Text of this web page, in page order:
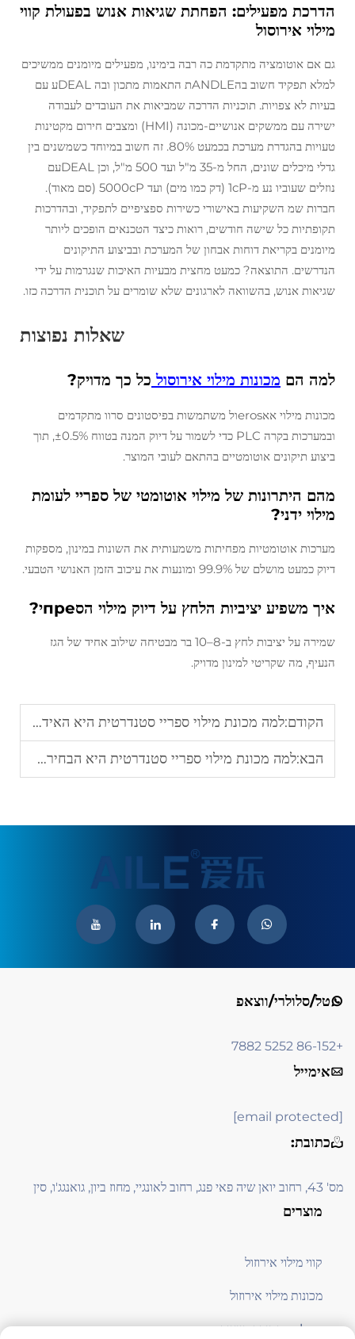
הדרכת מפעילים: הפחתת שגיאות אנוש בפעולת קווי
מילוי אירוסול
גם אם אוטומציה מתקדמת כה רבה בימינו, מפעילים מיומנים ממשיכים
למלא תפקיד חשוב בהANDLEת התאמות מתכון ובה DEALע עם
בעיות לא צפויות. תוכניות הדרכה שמביאות את העובדים לעבודה
ישירה עם ממשקים אנושיים-מכונה (HMI) ומצבים חירום מקטינות
טעויות בהגדרת מערכת בכמעט 80%. זה חשוב במיוחד כשמשנים בין
גדלי מיכלים שונים, החל מ-35 מ"ל ועד 500 מ"ל, וכן DEALעם
נוזלים שעוביו נע מ-1cP (דק כמו מים) ועד 5000cP (סם מאוד).
חברות שמ השקיעות באישורי כשירות ספציפיים לתפקיד, ובהדרכות
תקופתיות כל שישה חודשים, רואות כיצד הטכנאים הופכים ליותר
מיומנים בקריאת דוחות אבחון של המערכת ובביצוע התיקונים
הנדרשים. התוצאה? כמעט מחצית מבעיות האיכות שנגרמות על ידי
שגיאות אנוש, בהשוואה לארגונים שלא שומרים על תוכנית הדרכה כזו.
שאלות נפוצות
למה הם מכונות מילוי אירוסול כל כך מדויק?
מכונות מילוי אאerosול משתמשות בפיסטונים סרוו מתקדמים
ובמערכות בקרה PLC כדי לשמור על דיוק המנה בטווח ±0.5%, תוך
ביצוע תיקונים אוטומטיים בהתאם לעובי המוצר.
מהם היתרונות של מילוי אוטומטי של ספריי לעומת
מילוי ידני?
מערכות אוטומטיות מפחיתות משמעותית את השונות במינון, מספקות
דיוק כמעט מושלם של 99.9% ומונעות את עיכוב הזמן האנושי הטבעי.
איך משפיע יציביות הלחץ על דיוק מילוי הסпреי?
שמירה על יציבות לחץ ב-8–10 בר מבטיחה שילוב אחיד של הגז
הנעיף, מה שקריטי למינון מדויק.
הקודם:למה מכונת מילוי ספריי סטנדרטית היא האידיאלית לייצור בתפוקה גבוהה
הבא:למה מכונת מילוי ספריי סטנדרטית היא הבחירה המובילה לעריכת אריזות ספריי
טל/סלולרי/ווצאפ
+86-152 5252 7882
אימייל
[email protected]
כתובת:
מס' 43, רחוב יואן שיה פאי פנג, רחוב לאונגיי, מחוז ביון, גואנגג'ו, סין
מוצרים
קווי מילוי אירוזול
מכונות מילוי אירוזול
معدات תמיכה בייצור